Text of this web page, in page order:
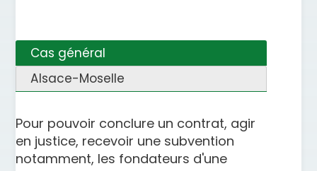
Cas général
Alsace-Moselle
Pour pouvoir conclure un contrat, agir
en justice, recevoir une subvention
notamment, les fondateurs d'une